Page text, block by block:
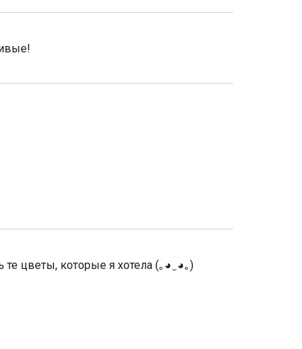
цветы, которые я хотела (｡◕‿◕｡)